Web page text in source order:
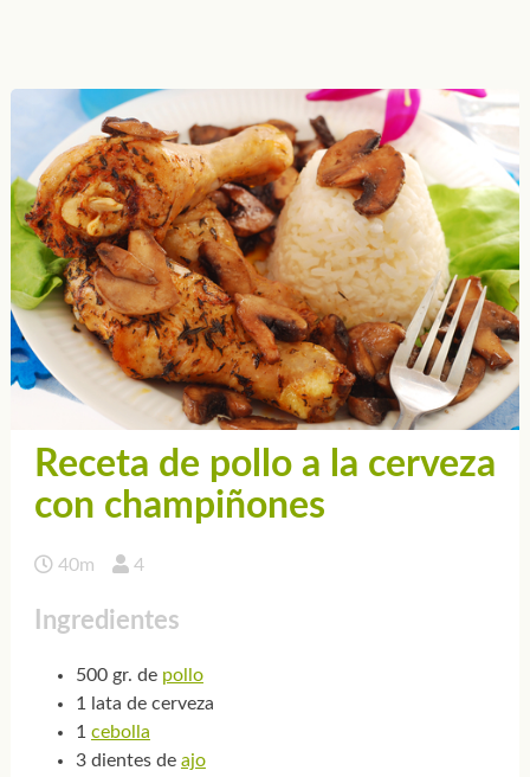
Receta de pollo a la cerveza
con champiñones
40m 4
Ingredientes
500 gr. de pollo
1 lata de cerveza
1 cebolla
3 dientes de ajo